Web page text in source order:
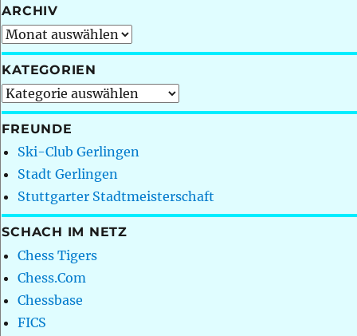
ARCHIV
Archiv
KATEGORIEN
Kategorien
FREUNDE
Ski-Club Gerlingen
Stadt Gerlingen
Stuttgarter Stadtmeisterschaft
SCHACH IM NETZ
Chess Tigers
Chess.Com
Chessbase
FICS